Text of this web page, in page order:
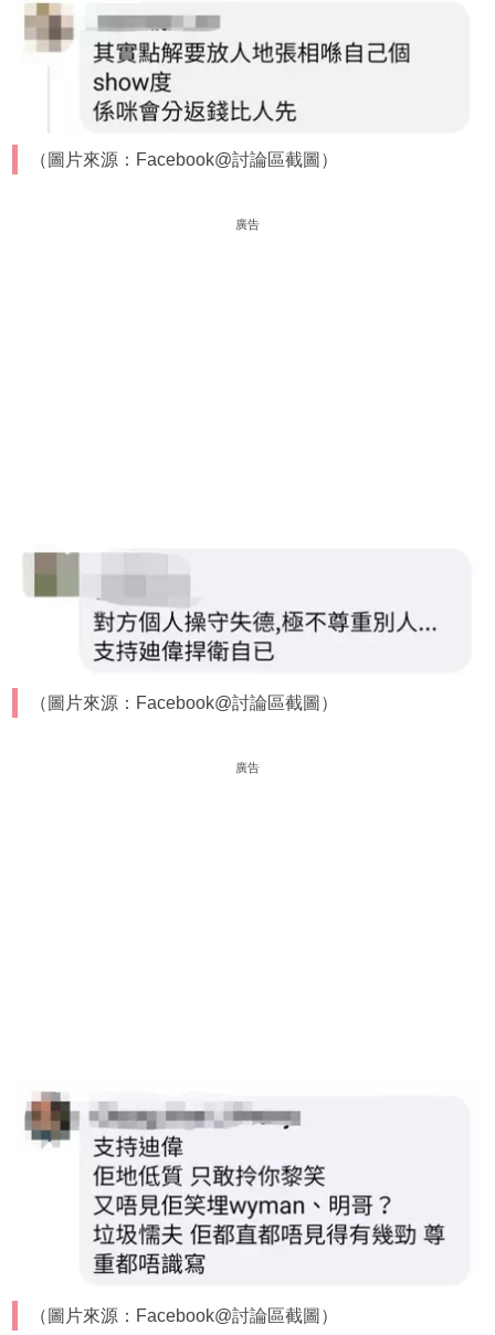
（圖片來源：Facebook@討論區截圖）
廣告
（圖片來源：Facebook@討論區截圖）
廣告
（圖片來源：Facebook@討論區截圖）